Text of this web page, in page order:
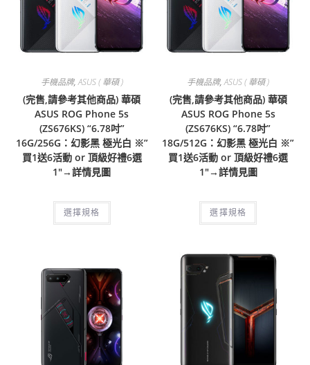
手機品牌,ASUS ( 華碩 )
(完售,請參考其他商品) 華碩
ASUS ROG Phone 5s
(ZS676KS) “6.78吋”
16G/256G：幻影黑 極光白 ※”
買1送6活動 or 頂級好禮6選
1″→詳情見圖
選擇規格
手機品牌,ASUS ( 華碩 )
(完售,請參考其他商品) 華碩
ASUS ROG Phone 5s
(ZS676KS) “6.78吋”
18G/512G：幻影黑 極光白 ※”
買1送6活動 or 頂級好禮6選
1″→詳情見圖
選擇規格